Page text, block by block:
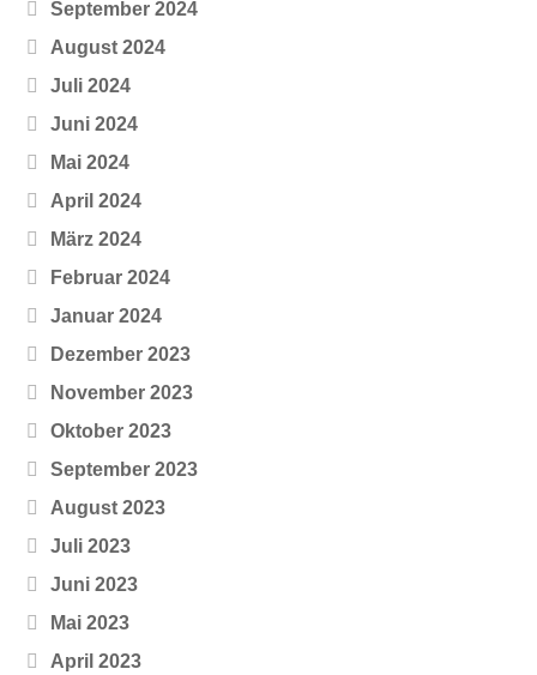
September 2024
August 2024
Juli 2024
Juni 2024
Mai 2024
April 2024
März 2024
Februar 2024
Januar 2024
Dezember 2023
November 2023
Oktober 2023
September 2023
August 2023
Juli 2023
Juni 2023
Mai 2023
April 2023